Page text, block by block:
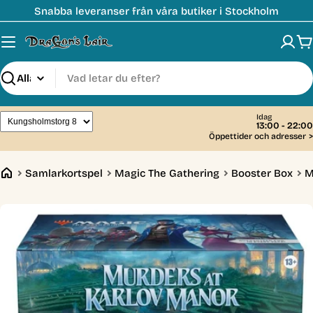
till
innehåll
Snabba leveranser från våra butiker i Stockholm
Sök
Idag
13:00 - 22:00
Öppettider och adresser >
Samlarkortspel Magic The Gathering Booster Box
media 0 i modal